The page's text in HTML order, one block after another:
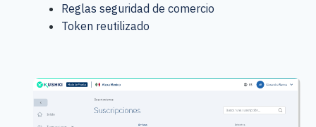
Reglas seguridad de comercio
Token reutilizado